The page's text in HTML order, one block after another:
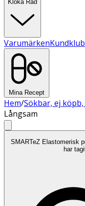
Kloka Råd
Varumärken
Mina Recept
Hem/Sökbar, ej
Långsam
SMARTeZ Elastomerisk
har